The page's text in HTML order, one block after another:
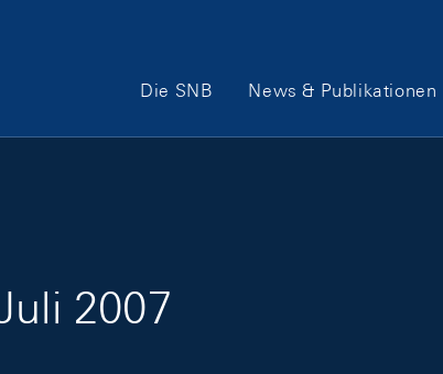
Hauptnavigation
Die SNB News & Publikationen
2007